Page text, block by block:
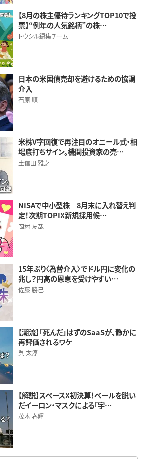
【8月の株主優待ランキングTOP10で投
票】“例年の人気銘柄”の株…
トウシル編集チーム
日本の米国債売却を避けるための協調
介入
石原 順
米株V字回復で再注目のオニール式・相
場底打ちサイン。機関投資家の売…
土信田 雅之
NISAで中小型株 8月末に入れ替え判
定！次期TOPIX新規採用候…
岡村 友哉
15年ぶり〈為替介入〉でドル円に変化の
兆し？円高の恩恵を受けやすい…
佐藤 勝己
【潮流】「死んだ」はずのSaaSが、静かに
再評価されるワケ
呉 太淳
【解説】スペースX初決算！ベールを脱い
だイーロン・マスクによる「宇…
茂木 春輝